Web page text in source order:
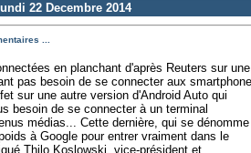
22 Decembre 2014
...
en planchant d'après Reuters sur une
pas besoin de se connecter aux
sur une autre version d'Android Auto qui
besoin de se connecter à un terminal
médias... Cette dernière, qui se dénomme
à Google pour entrer vraiment dans le
Thilo Koslowski, vice-président et